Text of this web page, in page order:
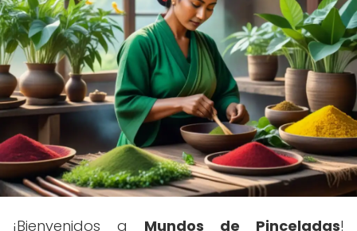
¡Bienvenidos a Mundos de Pinceladas!